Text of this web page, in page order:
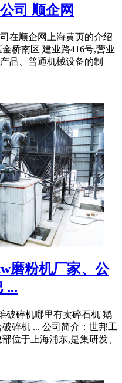
司 顺企网
在顺企网上海黄页的介绍
桥南区 建业路416号,营业
品、普通机械设备的制
磨粉机厂家、公
...
破碎机哪里有卖碎石机 鹅
碎机 ... 公司简介：世邦工
位于上海浦东,是集研发、